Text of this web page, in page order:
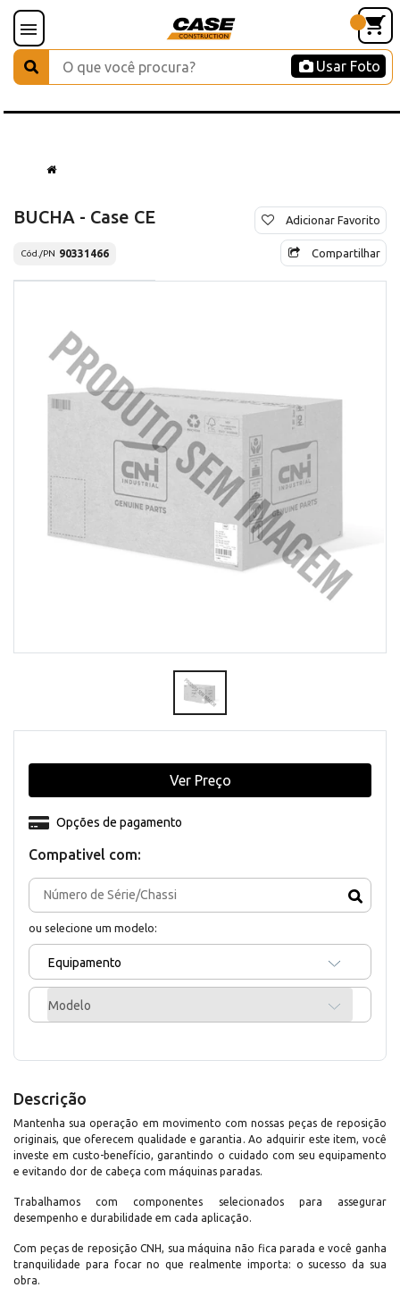
Usar Foto
BUCHA - Case CE
Cód./PN 90331466
Adicionar Favorito
Compartilhar
Compativel com:
ou selecione um modelo:
Equipamento
Modelo
Opções de pagamento
Ver Preço
Descrição
Mantenha sua operação em movimento com nossas peças de reposição
originais, que oferecem qualidade e garantia. Ao adquirir este item, você
investe em custo-benefício, garantindo o cuidado com seu equipamento
e evitando dor de cabeça com máquinas paradas.
Trabalhamos com componentes selecionados para assegurar
desempenho e durabilidade em cada aplicação.
Com peças de reposição CNH, sua máquina não fica parada e você ganha
tranquilidade para focar no que realmente importa: o sucesso da sua
obra.